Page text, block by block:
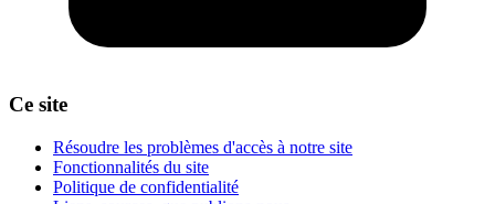
Ce site
Résoudre les problèmes d'accès à notre site
Fonctionnalités du site
Politique de confidentialité